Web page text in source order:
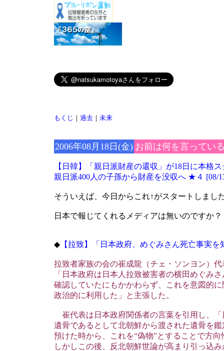
もくじ ｜ 過去｜ 未来
2006年08月18日(金) お前は何を言ってい
【日韓】「親日派財産の還収」が18日に本格
親日派400人の子孫から財産を没収へ ★４ [08/
そういえば、今日からこれ↑がスタートしまし
日本で報じてくれるメディアは無いのですか？
◆【拉致】「日本政府、めぐみさん死亡事実を
拉致者家族の会の崔成龍（チェ・ソンヨン）代
「日本政府は日本人拉致被害者の横田めぐみ
確認していたにもかかわらず、これを意図的
政治的に利用した」と主張した。
崔代表は日本政府関係者の言葉を引用し、「
遺骨であるとして北朝鮮から渡された遺骨を
預けた時から、これを“偽物”とすることで方向
しかしこの後、反北朝鮮世論が高まり引っ込